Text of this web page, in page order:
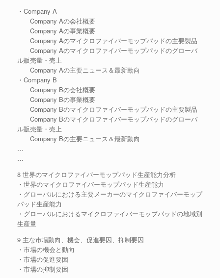
・Company A
Company Aの会社概要
Company Aの事業概要
Company Aのマイクロファイバーモップパッドの主要製品
Company Aのマイクロファイバーモップパッドのグローバ
ル販売量・売上
Company Aの主要ニュース＆最新動向
・Company B
Company Bの会社概要
Company Bの事業概要
Company Bのマイクロファイバーモップパッドの主要製品
Company Bのマイクロファイバーモップパッドのグローバ
ル販売量・売上
Company Bの主要ニュース＆最新動向
…
…
8 世界のマイクロファイバーモップパッド生産能力分析
・世界のマイクロファイバーモップパッド生産能力
・グローバルにおける主要メーカーのマイクロファイバーモップ
パッド生産能力
・グローバルにおけるマイクロファイバーモップパッドの地域別
生産量
9 主な市場動向、機会、促進要因、抑制要因
・市場の機会と動向
・市場の促進要因
・市場の抑制要因